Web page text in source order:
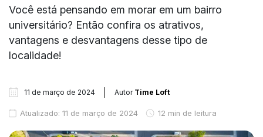
Você está pensando em morar em um bairro
universitário? Então confira os atrativos,
vantagens e desvantagens desse tipo de
localidade!
11 de março de 2024 Autor Time Loft
Atualizado: 11 de março de 2024 12 min de leitura